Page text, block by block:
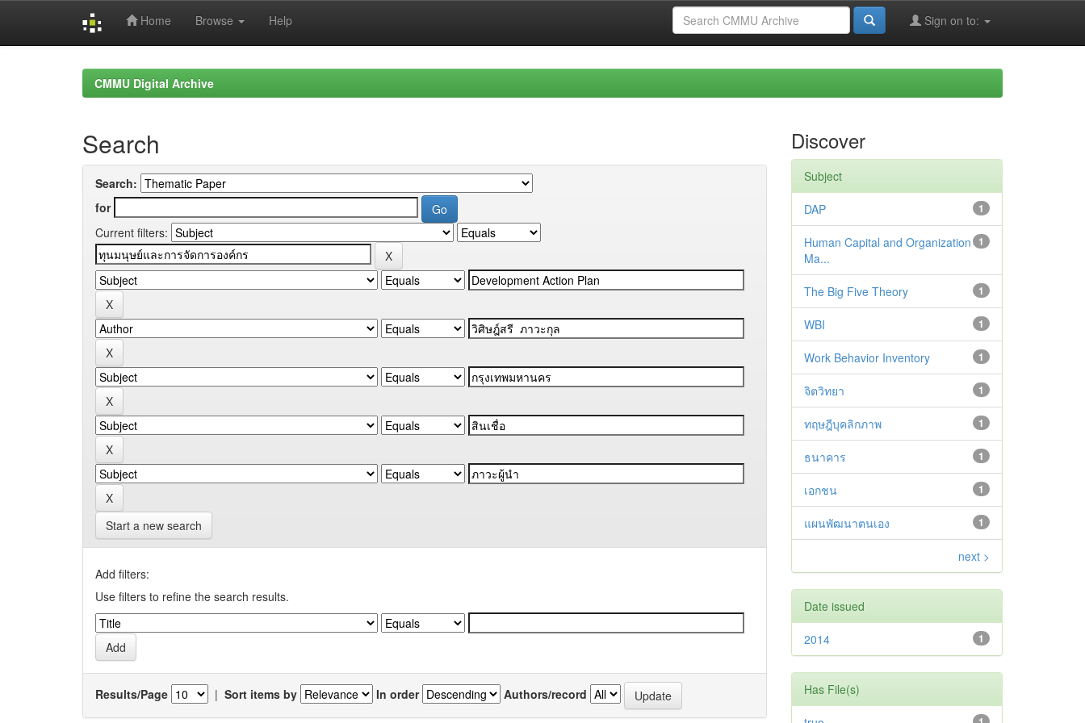
Home Browse Help Sign on to:
CMMU Digital Archive
Search
Search:
for
Current filters:
Start a new search
Add filters:
Use filters to refine the search results.
Results/Page | Sort items by In order Authors/record
Discover
Subject
1
DAP
1
Human Capital and Organization
Ma...
1
The Big Five Theory
1
WBI
1
Work Behavior Inventory
1
จิตวิทยา
1
ทฤษฎีบุคลิกภาพ
1
ธนาคาร
1
เอกชน
1
แผนพัฒนาตนเอง
next >
Date issued
1
2014
Has File(s)